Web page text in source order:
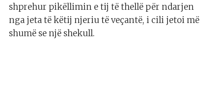
shprehur pikëllimin e tij të thellë për ndarjen
nga jeta të këtij njeriu të veçantë, i cili jetoi më
shumë se një shekull.